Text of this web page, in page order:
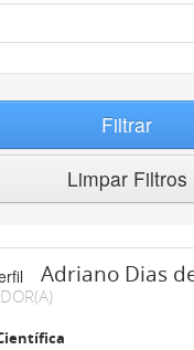
Filtrar
Limpar Filtros
Adriano Dias